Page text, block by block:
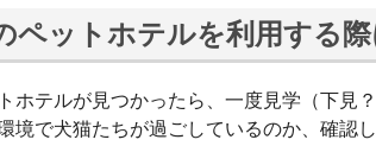
ペットホテルを利用する際
ホテルが見つかったら、一度見学（下見
境で犬猫たちが過ごしているのか、確認